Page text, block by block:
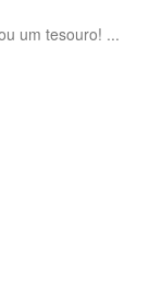
um tesouro! ...